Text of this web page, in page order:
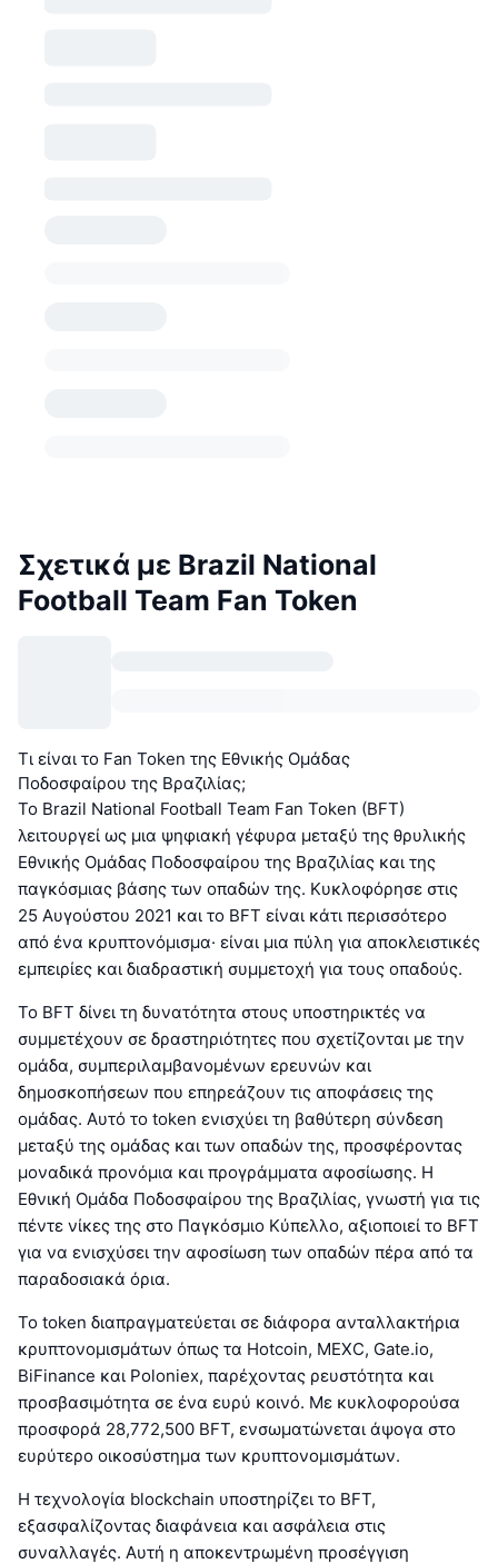
Σχετικά με Brazil National
Football Team Fan Token
Τι είναι το Fan Token της Εθνικής Ομάδας
Ποδοσφαίρου της Βραζιλίας;
Το Brazil National Football Team Fan Token (BFT)
λειτουργεί ως μια ψηφιακή γέφυρα μεταξύ της θρυλικής
Εθνικής Ομάδας Ποδοσφαίρου της Βραζιλίας και της
παγκόσμιας βάσης των οπαδών της. Κυκλοφόρησε στις
25 Αυγούστου 2021 και το BFT είναι κάτι περισσότερο
από ένα κρυπτονόμισμα· είναι μια πύλη για αποκλειστικές
εμπειρίες και διαδραστική συμμετοχή για τους οπαδούς.
Το BFT δίνει τη δυνατότητα στους υποστηρικτές να
συμμετέχουν σε δραστηριότητες που σχετίζονται με την
ομάδα, συμπεριλαμβανομένων ερευνών και
δημοσκοπήσεων που επηρεάζουν τις αποφάσεις της
ομάδας. Αυτό το token ενισχύει τη βαθύτερη σύνδεση
μεταξύ της ομάδας και των οπαδών της, προσφέροντας
μοναδικά προνόμια και προγράμματα αφοσίωσης. Η
Εθνική Ομάδα Ποδοσφαίρου της Βραζιλίας, γνωστή για τις
πέντε νίκες της στο Παγκόσμιο Κύπελλο, αξιοποιεί το BFT
για να ενισχύσει την αφοσίωση των οπαδών πέρα από τα
παραδοσιακά όρια.
Το token διαπραγματεύεται σε διάφορα ανταλλακτήρια
κρυπτονομισμάτων όπως τα Hotcoin, MEXC, Gate.io,
BiFinance και Poloniex, παρέχοντας ρευστότητα και
προσβασιμότητα σε ένα ευρύ κοινό. Με κυκλοφορούσα
προσφορά 28,772,500 BFT, ενσωματώνεται άψογα στο
ευρύτερο οικοσύστημα των κρυπτονομισμάτων.
Η τεχνολογία blockchain υποστηρίζει το BFT,
εξασφαλίζοντας διαφάνεια και ασφάλεια στις
συναλλαγές. Αυτή η αποκεντρωμένη προσέγγιση